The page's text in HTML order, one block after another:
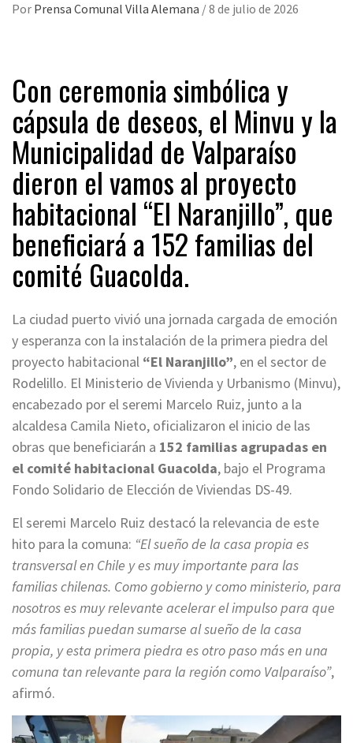
Por Prensa Comunal Villa Alemana /8 de julio de 2026
Con ceremonia simbólica y
cápsula de deseos, el Minvu y la
Municipalidad de Valparaíso
dieron el vamos al proyecto
habitacional “El Naranjillo”, que
beneficiará a 152 familias del
comité Guacolda.
La ciudad puerto vivió una jornada cargada de emoción
y esperanza con la instalación de la primera piedra del
proyecto habitacional “El Naranjillo”, en el sector de
Rodelillo. El Ministerio de Vivienda y Urbanismo (Minvu),
encabezado por el seremi Marcelo Ruiz, junto a la
alcaldesa Camila Nieto, oficializaron el inicio de las
obras que beneficiarán a 152 familias agrupadas en
el comité habitacional Guacolda, bajo el Programa
Fondo Solidario de Elección de Viviendas DS-49.
El seremi Marcelo Ruiz destacó la relevancia de este
hito para la comuna: “El sueño de la casa propia es
transversal en Chile y es muy importante para las
familias chilenas. Como gobierno y como ministerio, para
nosotros es muy relevante acelerar el impulso para que
más familias puedan sumarse al sueño de la casa
propia, y esta primera piedra es otro paso más en una
comuna tan relevante para la región como Valparaíso”,
afirmó.